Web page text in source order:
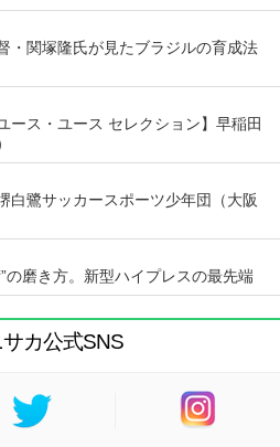
・関塚隆氏が見たブラジルの育成法
ース・ユース セレクション】早稲田
白鷺サッカースポーツ少年団（大阪
の磨き方。新型ハイプレスの最先端
カ公式SNS